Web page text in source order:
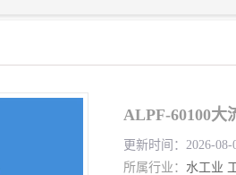
ALPF-60100大
更新时间：2026-
所属行业： 水工业